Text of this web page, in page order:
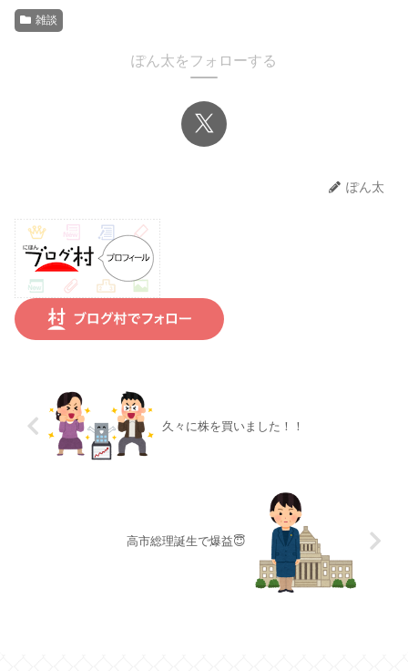
雑談
ぽん太をフォローする
ぽん太
久々に株を買いました！！
高市総理誕生で爆益😇